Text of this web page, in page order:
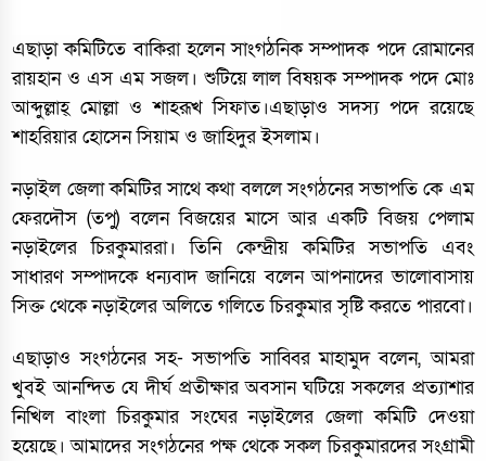
এছাড়া কমিটিতে বাকিরা হলেন সাংগঠনিক সম্পাদক পদে রোমানের
রায়হান ও এস এম সজল। শুটিয়ে লাল বিষয়ক সম্পাদক পদে মোঃ
আব্দুল্লাহ্ মোল্লা ও শাহরূখ সিফাত।এছাড়াও সদস্য পদে রয়েছে
শাহরিয়ার হোসেন সিয়াম ও জাহিদুর ইসলাম।
নড়াইল জেলা কমিটির সাথে কথা বললে সংগঠনের সভাপতি কে এম
ফেরদৌস (তপু) বলেন বিজয়ের মাসে আর একটি বিজয় পেলাম
নড়াইলের চিরকুমাররা। তিনি কেন্দ্রীয় কমিটির সভাপতি এবং
সাধারণ সম্পাদকে ধন্যবাদ জানিয়ে বলেন আপনাদের ভালোবাসায়
সিক্ত থেকে নড়াইলের অলিতে গলিতে চিরকুমার সৃষ্টি করতে পারবো।
এছাড়াও সংগঠনের সহ- সভাপতি সাব্বির মাহামুদ বলেন, আমরা
খুবই আনন্দিত যে দীর্ঘ প্রতীক্ষার অবসান ঘটিয়ে সকলের প্রত্যাশার
নিখিল বাংলা চিরকুমার সংঘের নড়াইলের জেলা কমিটি দেওয়া
হয়েছে। আমাদের সংগঠনের পক্ষ থেকে সকল চিরকুমারদের সংগ্রামী